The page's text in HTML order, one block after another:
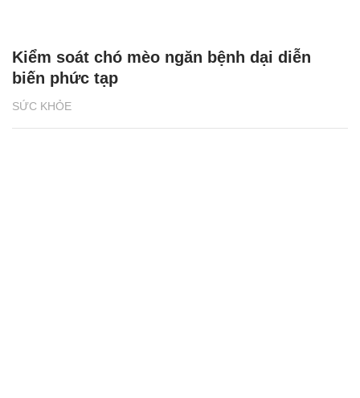
SỨC KHỎE
Kiểm soát chó mèo ngăn bệnh dại diễn
biến phức tạp